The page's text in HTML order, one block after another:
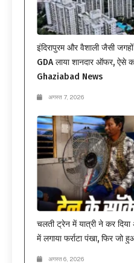
इंदिरापुरम और वैशाली जैसी
GDA लाया शानदार ऑफर,
Ghaziabad News
अगस्त 7, 2026
चलती ट्रेन में यात्री ने कर दिया
में लगाया फर्राटा पंखा, फिर
अगस्त 6, 2026